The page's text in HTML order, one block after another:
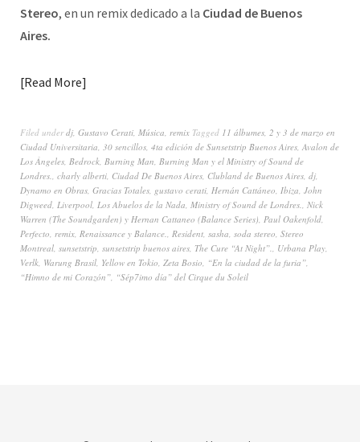
Stereo, en un remix dedicado a la Ciudad de Buenos
Aires.
Read More
Filed underdj, Gustavo Cerati, Música, remix Tagged 11 álbumes, 2 y 3 de marzo en
Ciudad Universitaria, 30 sencillos, 4ta edición de Sunsetstrip Buenos Aires, Avalon de
Los Ángeles, Bedrock, Burning Man, Burning Man y el Ministry of Sound de
Londres., charly alberti, Ciudad De Buenos Aires, Clubland de Buenos Aires, dj,
Dynamo en Obras, Gracias Totales, gustavo cerati, Hernán Cattáneo, Ibiza, John
Digweed, Liverpool, Los Abuelos de la Nada, Ministry of Sound de Londres., Nick
Warren (The Soundgarden) y Hernan Cattaneo (Balance Series), Paul Oakenfold,
Perfecto, remix, Renaissance y Balance., Resident, sasha, soda stereo, Stereo
Montreal, sunsetstrip, sunsetstrip buenos aires, The Cure “At Night”., Urbana Play,
Verlk, Warung Brasil, Yellow en Tokio, Zeta Bosio, “En la ciudad de la furia”,
“Himno de mi Corazón”, “Sép7imo día” del Cirque du Soleil